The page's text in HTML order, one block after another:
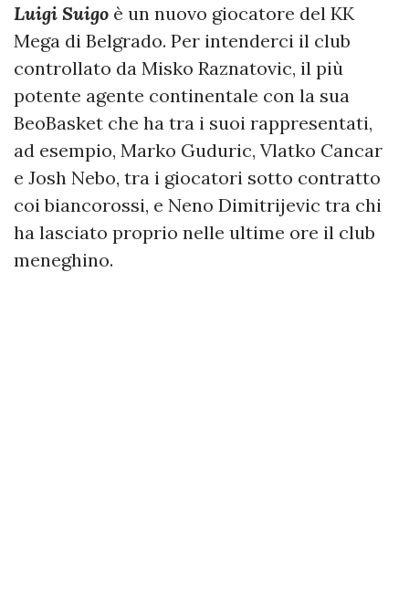
Luigi Suigo è un nuovo giocatore del KK
Mega di Belgrado. Per intenderci il club
controllato da Misko Raznatovic, il più
potente agente continentale con la sua
BeoBasket che ha tra i suoi rappresentati,
ad esempio, Marko Guduric, Vlatko Cancar
e Josh Nebo, tra i giocatori sotto contratto
coi biancorossi, e Neno Dimitrijevic tra chi
ha lasciato proprio nelle ultime ore il club
meneghino.